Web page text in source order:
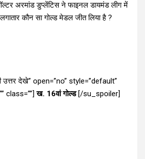
अरमांड डुप्लेंटिस ने फाइनल डायमंड लीग में
कौन सा गोल्ड मेडल जीत लिया है ?
देखे” open=”no” style=”default”
class=””]ख. 16वां गोल्ड[/su_spoiler]